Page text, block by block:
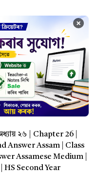
×
২৬ | Chapter 26 |
Answer Assam | Class
Assamese Medium |
HS Second Year